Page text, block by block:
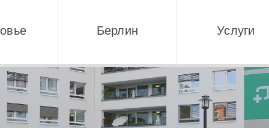
Берлин Услуги